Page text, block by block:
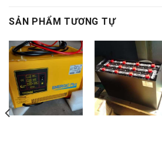
SẢN PHẨM TƯƠNG TỰ